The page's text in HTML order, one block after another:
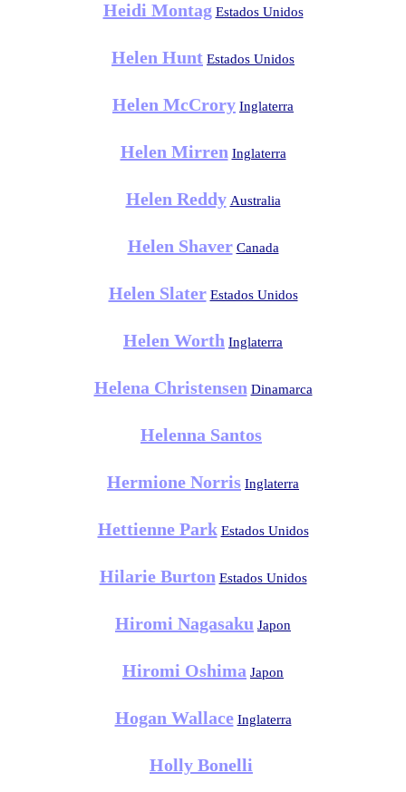
Heidi Montag Estados Unidos
Helen Hunt Estados Unidos
Helen McCrory Inglaterra
Helen Mirren Inglaterra
Helen Reddy Australia
Helen Shaver Canada
Helen Slater Estados Unidos
Helen Worth Inglaterra
Helena Christensen Dinamarca
Helenna Santos
Hermione Norris Inglaterra
Hettienne Park Estados Unidos
Hilarie Burton Estados Unidos
Hiromi Nagasaku Japon
Hiromi Oshima Japon
Hogan Wallace Inglaterra
Holly Bonelli